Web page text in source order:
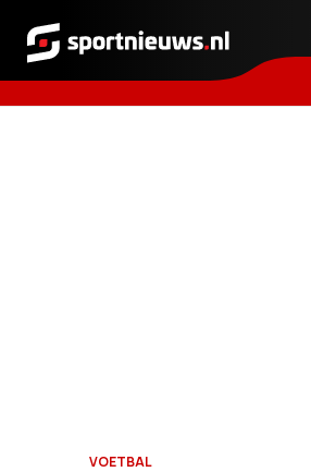
Sportnieuws.nl
VOETBAL